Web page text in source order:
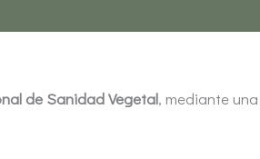
de Sanidad Vegetal, mediante